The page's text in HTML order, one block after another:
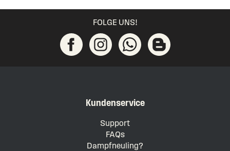
FOLGE UNS!
Kundenservice
Support
FAQs
Dampfneuling?